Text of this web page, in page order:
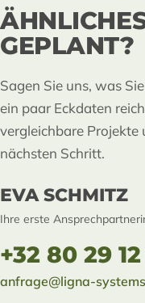
GEPLANT?
Sagen Sie uns, was
ein paar Eckdaten
vergleichbare Projekte
nächsten Schritt.
EVA SCHMITZ
Ihre erste
+32 80 29
anfrage@ligna-